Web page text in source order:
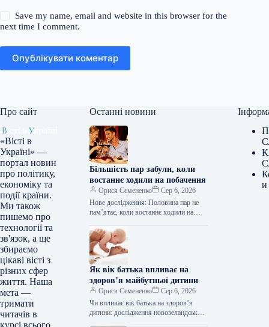
Save my name, email and website in this browser for the
next time I comment.
Опублікувати коментар
Про сайт
«Вісті в
Україні» —
портал новин
про політику,
економіку та
події країни.
Ми також
пишемо про
технології та
зв'язок, а ще
збираємо
цікаві вісті з
різних сфер
життя. Наша
мета —
тримати
читачів в
Останні новини
Більшість пар забули, коли
востаннє ходили на побачення
Орися Семененко
Сер 6, 2026
Нове дослідження: Половина пар не
пам’ятає, коли востаннє ходили на
репрезентативного опитування,
проведеного британським…
Як вік батька впливає на
здоров’я майбутньої дитини
Орися Семененко
Сер 6, 2026
Чи впливає вік батька на здоров’я
дитини: дослідження новозеландських
и